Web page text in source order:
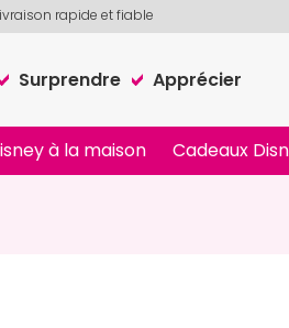
rapide et fiable
Surprendre Apprécier
à la maison Cadeaux